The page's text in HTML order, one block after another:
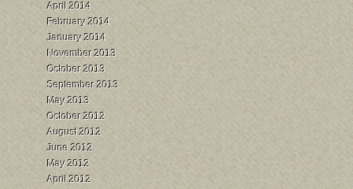
April 2014
February 2014
January 2014
November 2013
October 2013
September 2013
May 2013
October 2012
August 2012
June 2012
May 2012
April 2012